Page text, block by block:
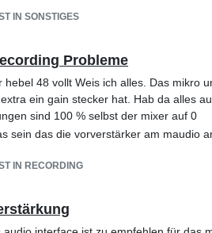
IN SONSTIGES
Probleme
hebel 48 vollt Weis ich alles. Das mikro
ein gain stecker hat. Hab da alles
sind 100 % selbst der mixer auf 0
sein das die vorverstärker am maudio
IN RECORDING